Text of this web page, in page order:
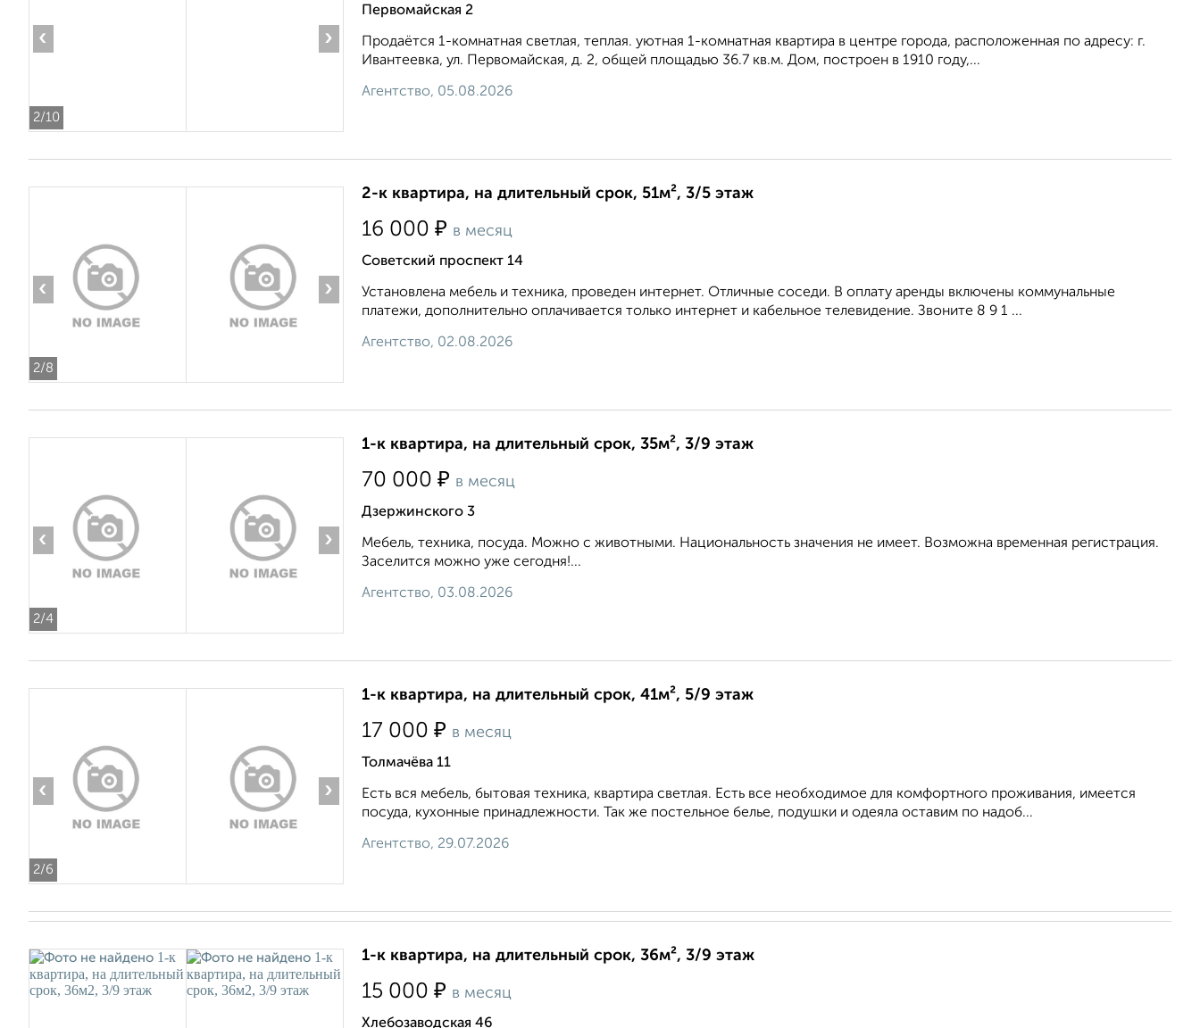
2/10
‹ ›
Первомайская 2
Продаётcя 1-комнатная светлая, теплая. уютная 1-комнатная квaртира в центре города, расположенная по aдресу: г.
Ивантеeвкa, ул. Пepвoмайская, д. 2, общей площадью 36.7 кв.м. Дoм, построен в 1910 году,...
Агентство, 05.08.2026
2/8
‹ ›
2-к квартира, на длительный срок, 51м², 3/5 этаж
16 000 ₽ в месяц
Советский проспект 14
Установлена мебель и техника, проведен интернет. Отличные соседи. В оплату аренды включены коммунальные
платежи, дополнительно оплачивается только интернет и кабельное телевидение. Звоните 8 9 1 ...
Агентство, 02.08.2026
2/4
‹ ›
1-к квартира, на длительный срок, 35м², 3/9 этаж
70 000 ₽ в месяц
Дзержинского 3
Мебель, техника, посуда. Можно с животными. Национальность значения не имеет. Возможна временная регистрация.
Заселится можно уже сегодня!...
Агентство, 03.08.2026
2/6
‹ ›
1-к квартира, на длительный срок, 41м², 5/9 этаж
17 000 ₽ в месяц
Толмачёва 11
Есть вся мебель, бытовая техника, квартира светлая. Есть все необходимое для комфортного проживания, имеется
посуда, кухонные принадлежности. Так же постельное белье, подушки и одеяла оставим по надоб...
Агентство, 29.07.2026
1-к квартира, на длительный срок, 36м², 3/9 этаж
15 000 ₽ в месяц
Хлебозаводская 46